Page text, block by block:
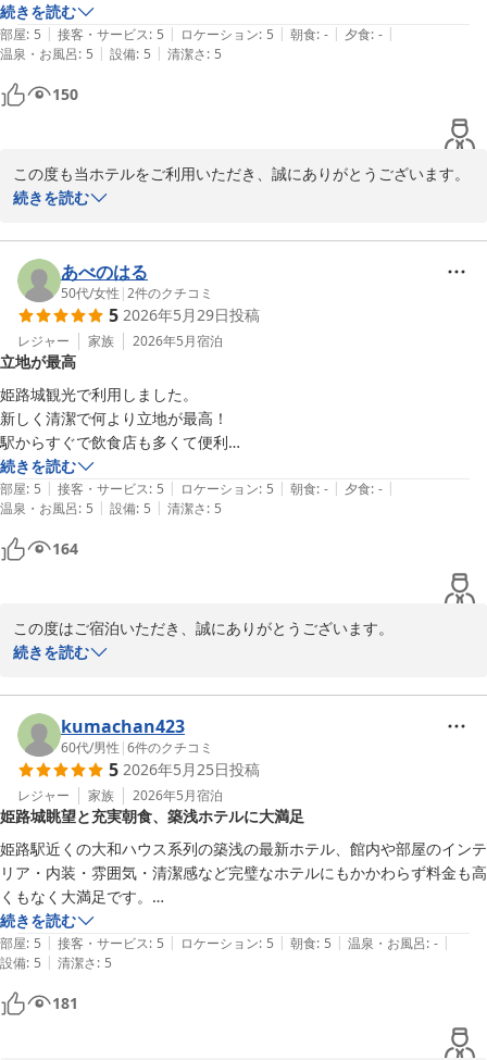
ダイワロイネットホテル姫路
2026-06-13
前回同様とても満足させて頂きました
特に今回は私の不注意でご迷惑おかけしてしまいましたが
とてもスタッフさん達の対応が素晴らしく感謝しかありません
本当に有り難うございました
又姫路に行く時も宿泊させて頂ければと思います
続きを読む
部屋: 5 | 接客・サービス: 5 | ロケーション: 5 | 朝食: - | 夕食: - |
温泉・お風呂: 5 | 設備: 5 | 清潔さ: 5
150
この度も当ホテルをご利用いただき、誠にありがとうございます。
しました。また、スタッフの対応につきまして温かいお言葉をいた
だき、心より感謝申し上げます。
今後も快適にお過ごしいただけるホテルを目指してまいります。ま
たのお越しをスタッフ一同、心よりお待ちしております。
ダイワロイネットホテル姫路
2026-06-03
続きを読む
あべのはる
50代/女性 |2件のクチコミ
5 2026年5月29日投稿
レジャー 家族 2026年5月宿泊
立地が最高
姫路城観光で利用しました。
新しく清潔で何より立地が最高！
駅からすぐで飲食店も多くて便利
姫路城へも徒歩で10分弱で着くので、夜のライトアップと昼間のお城
巡りの2回足を運ぶのにも楽ちんでした(^^)
続きを読む
部屋: 5 | 接客・サービス: 5 | ロケーション: 5 | 朝食: - | 夕食: - |
温泉・お風呂: 5 | 設備: 5 | 清潔さ: 5
164
この度はご宿泊いただき、誠にありがとうございます。
姫路城のライトアップと昼間の観光、どちらもお楽しみいただけた
ご様子で、
素敵なご旅行のお手伝いができましたことを光栄に存じます。
また、館内の清潔さについてもお褒めいただきありがとうございま
す。
今後も快適にお過ごしいただけるホテルづくりに努めてまいりま
す。
また姫路へお越しの際は、ぜひご利用をお待ちしております。
ダイワロイネットホテル姫路
フロント
続きを読む
kumachan423
60代/男性 |6件のクチコミ
5 2026年5月25日投稿
レジャー 家族 2026年5月宿泊
姫路城眺望と充実朝食、築浅ホテルに大満足
姫路駅近くの大和ハウス系列の築浅の最新ホテル、館内や部屋のインテ
リア・内装・雰囲気・清潔感など完璧なホテルにもかかわらず料金も高
くもなく大満足です。
予約も早かったためか夜間ライトアップしている姫路城を眺望できる側
の部屋、利用したツインルームもゆったり広々でした。また朝食バイキ
ングもメニュー豊富で地元のソウルフードである姫路おでんや明石焼き
など地元食を取り込んだ工夫されたバイキングで大満足でした。
続きを読む
部屋: 5 | 接客・サービス: 5 | ロケーション: 5 | 朝食: 5 | 温泉・お風呂: - |
設備: 5 | 清潔さ: 5
181